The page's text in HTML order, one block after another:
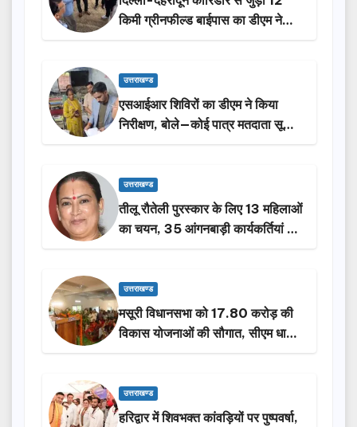
किमी ग्रीनफील्ड बाईपास का डीएम ने
किया निरीक्षण…
उत्तराखण्ड
एसआईआर शिविरों का डीएम ने किया
निरीक्षण, बोले—कोई पात्र मतदाता सूची
से न छूटे…
उत्तराखण्ड
तीलू रौतेली पुरस्कार के लिए 13 महिलाओं
का चयन, 35 आंगनबाड़ी कार्यकर्तियां भी
होंगी सम्मानित…
उत्तराखण्ड
मसूरी विधानसभा को 17.80 करोड़ की
विकास योजनाओं की सौगात, सीएम धामी
ने किया लोकार्पण-शिलान्यास.
उत्तराखण्ड
हरिद्वार में शिवभक्त कांवड़ियों पर पुष्पवर्षा,